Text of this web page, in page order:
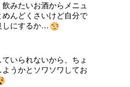
みたいお酒からメニュ
んどくさいけど自分で
しにするか…
いられないから、ちょ
うかとソワソワしてお